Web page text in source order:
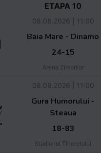
ETAPA 10
08.08.2026 | 11:00
Baia Mare - Dinamo
24-15
Arena Zimbrilor
08.08.2026 | 11:00
Gura Humorului -
Steaua
18-83
Stadionul Tineretului